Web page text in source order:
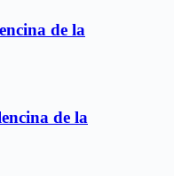
de la
de la